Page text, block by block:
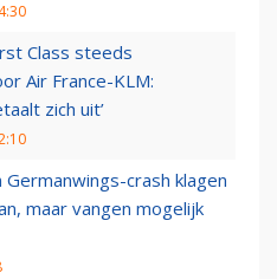
Class steeds
Air France-KLM:
zich uit’
crash klagen
maar vangen mogelijk